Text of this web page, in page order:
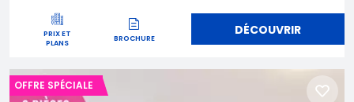
PRIX ET
PLANS
BROCHURE
DÉCOUVRIR
OFFRE SPÉCIALE